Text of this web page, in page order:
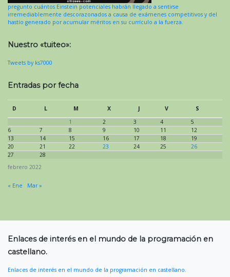
pregunto cuántos Einstein potenciales habrán llegado a sentirse
irremediablemente descorazonados a causa de exámenes competitivos y del
hastío generado por acumular méritos en su currículo a la fuerza.
Nuestro «tuiteo»:
Tweets by ks7000
Entradas por fecha
febrero 2022
D L M X J V
S
1
2 3 4
5
6
7 8 9 10 11
12
13
14 15 16 17 18
19
20
21 22 23 24 25
26
27
28
« Ene Mar »
Enlaces de interés en el mundo de la programación en
castellano.
Enlaces de interés en el mundo de la programación en castellano.